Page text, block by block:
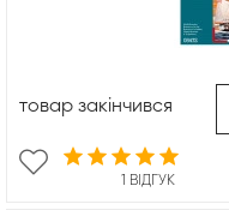
1 ВІДГУК
товар закінчився